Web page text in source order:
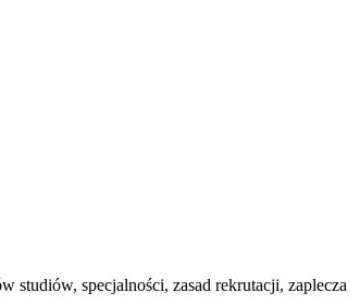
specjalności, zasad rekrutacji, zaplecza